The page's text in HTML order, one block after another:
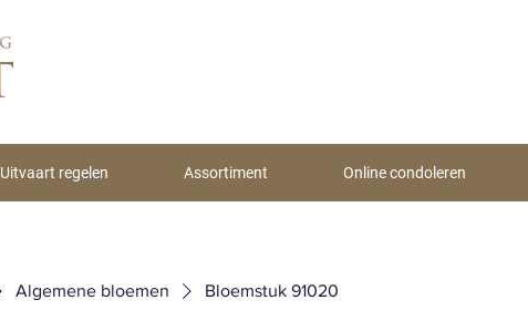
Uitvaart regelen Assortiment Online condoleren
Algemene bloemen Bloemstuk 91020